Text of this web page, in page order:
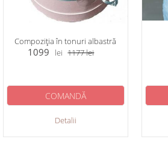
Compoziția în tonuri albastră
1099 lei 1177lei
Detalii
COMANDĂ